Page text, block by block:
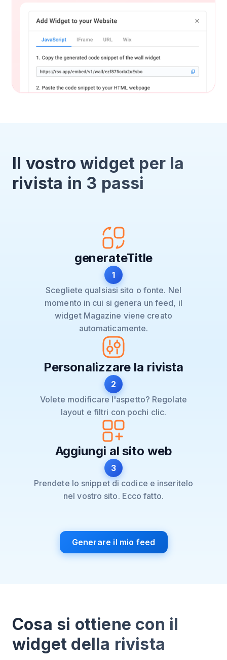
Il vostro widget per la
rivista in 3 passi
generateTitle
1
Scegliete qualsiasi sito o fonte. Nel
momento in cui si genera un feed, il
widget Magazine viene creato
automaticamente.
Personalizzare la rivista
2
Volete modificare l'aspetto? Regolate
layout e filtri con pochi clic.
Aggiungi al sito web
3
Prendete lo snippet di codice e inseritelo
nel vostro sito. Ecco fatto.
Generare il mio feed
Cosa si ottiene con il
widget della rivista